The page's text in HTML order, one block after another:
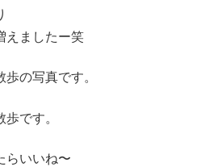
えましたー笑
の写真です。
です。
らいいね〜